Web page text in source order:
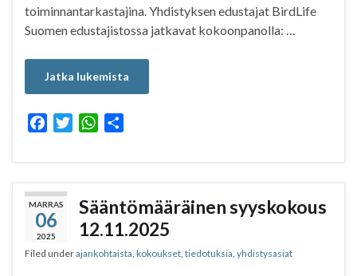
toiminnantarkastajina. Yhdistyksen edustajat BirdLife
Suomen edustajistossa jatkavat kokoonpanolla: …
Jatka lukemista
c
e
b
o
o
k
i
t
W
a
t
s
A
p
p
a
r
e
MARRAS
06
2025
Sääntömääräinen syyskokous
12.11.2025
Filed underajankohtaista kokoukset tiedotuksia yhdistysasiat